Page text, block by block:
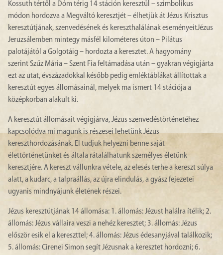
Kossuth tértől a Dóm térig 14 stáción keresztül – szimbolikus
módon hordozva a Megváltó keresztjét – élhetjük át Jézus Krisztus
keresztútjának, szenvedésének és kereszthalálának eseményeitJézus
Jeruzsálemben mintegy másfél kilométeres úton – Pilátus
palotájától a Golgotáig – hordozta a keresztet. A hagyomány
szerint Szűz Mária – Szent Fia feltámadása után – gyakran végigjárta
ezt az utat, évszázadokkal később pedig emléktáblákat állítottak a
keresztút egyes állomásainál, melyek ma ismert 14 stációja a
középkorban alakult ki.
A keresztút állomásait végigjárva, Jézus szenvedéstörténetéhez
kapcsolódva mi magunk is részesei lehetünk Jézus
kereszthordozásának. El tudjuk helyezni benne saját
élettörténetünket és általa rátalálhatunk személyes életünk
keresztjére. A kereszt vállunkra vétele, az elesés terhe a kereszt súlya
alatt, a kudarc, a talpraállás, az újra elindulás, a gyász fejezetei
ugyanis mindnyájunk életének részei.
Jézus keresztútjának 14 állomása: 1. állomás: Jézust halálra ítélik; 2.
állomás: Jézus vállaira veszi a nehéz keresztet; 3. állomás: Jézus
először esik el a kereszttel; 4. állomás: Jézus édesanyjával találkozik;
5. állomás: Cirenei Simon segít Jézusnak a keresztet hordozni; 6.